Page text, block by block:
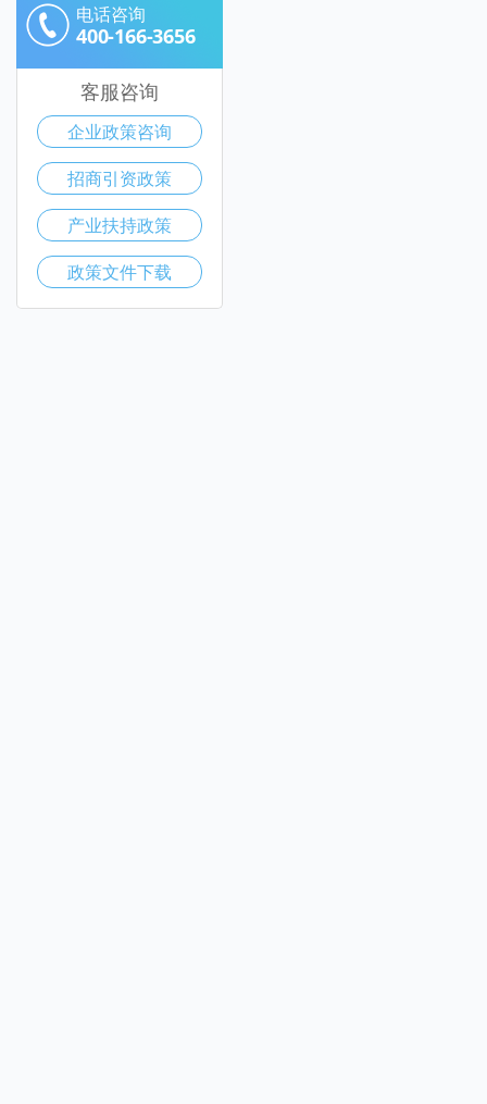
电话咨询
400-166-3656
客服咨询
企业政策咨询
招商引资政策
产业扶持政策
政策文件下载